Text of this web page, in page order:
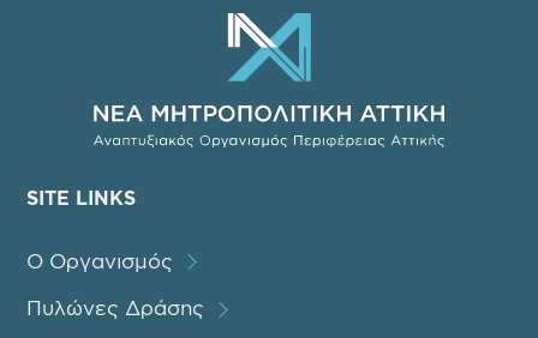
SITE LINKS
Ο Οργανισμός
Πυλώνες Δράσης